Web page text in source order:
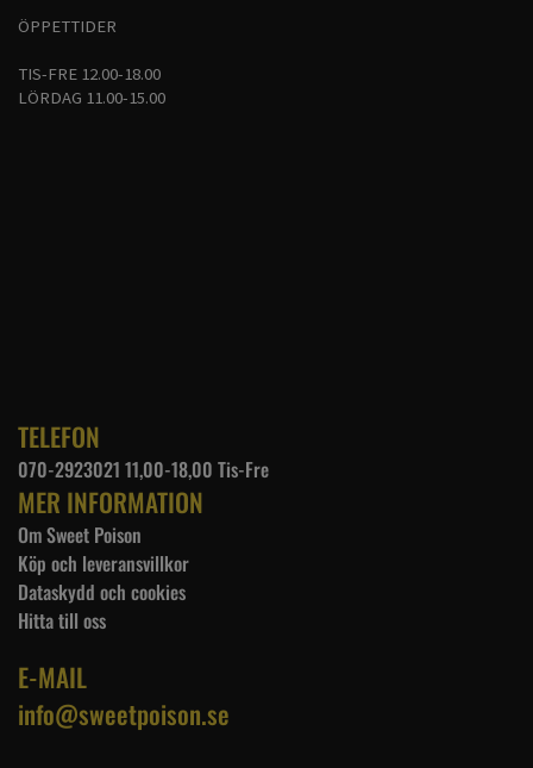
ÖPPETTIDER
TIS-FRE 12.00-18.00
LÖRDAG 11.00-15.00
TELEFON
070-2923021 11,00-18,00 Tis-Fre
MER INFORMATION
Om Sweet Poison
Köp och leveransvillkor
Dataskydd och cookies
Hitta till oss
E-MAIL
info@sweetpoison.se